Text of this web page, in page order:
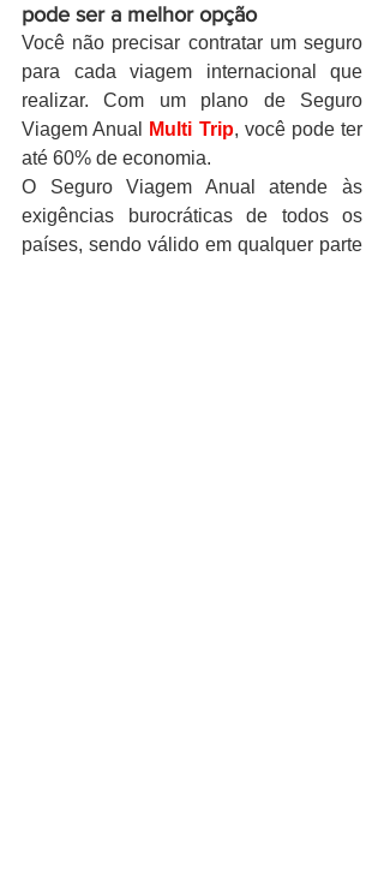
pode ser a melhor opção
Você não precisar contratar um seguro
para cada viagem internacional que
realizar. Com um plano de Seguro
Viagem Anual
Multi Trip, você pode ter
até 60% de economia.
O Seguro Viagem Anual atende às
exigências burocráticas de todos os
países, sendo válido em qualquer parte